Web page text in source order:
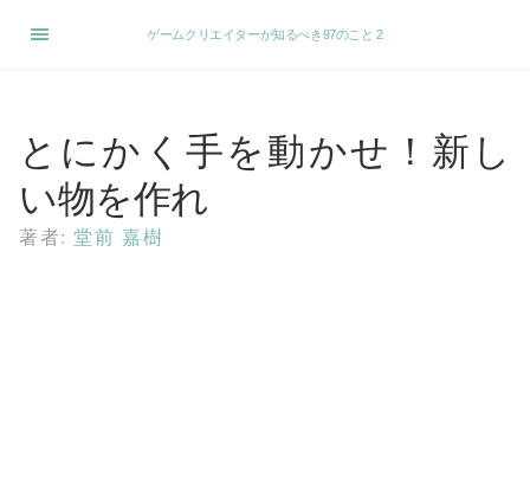
ゲームクリエイターが知るべき97のこと 2
とにかく手を動かせ！新し
い物を作れ
著者:堂前 嘉樹